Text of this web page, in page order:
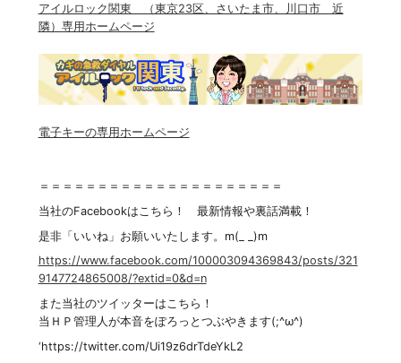
アイルロック関東 （東京23区、さいたま市、川口市 近
隣）専用ホームページ
電子キーの専用ホームページ
＝＝＝＝＝＝＝＝＝＝＝＝＝＝＝＝＝＝＝＝＝
当社のFacebookはこちら！ 最新情報や裏話満載！
是非「いいね」お願いいたします。m(_ _)m
https://www.facebook.com/100003094369843/posts/321
9147724865008/?extid=0&d=n
また当社のツイッターはこちら！
当ＨＰ管理人が本音をぽろっとつぶやきます(;^ω^)
‘https://twitter.com/Ui19z6drTdeYkL2